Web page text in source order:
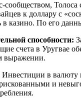
сообществом, Толоса
к доллару с
казино. По его
способности:
счета в Уругвае
выражении.
Инвестиции в валюту
рискованными и